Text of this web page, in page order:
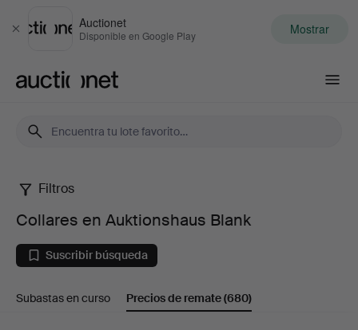
Cerrar
Auctionet
Disponible en Google Play Mostrar
Collares
en
Auktionshaus
Blank
Filtros
Collares en Auktionshaus Blank
Suscribir búsqueda
Subastas en curso Precios de remate(680)